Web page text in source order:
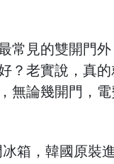
見的雙開門外
？老實說，真
無論幾開門，
箱，韓國原裝